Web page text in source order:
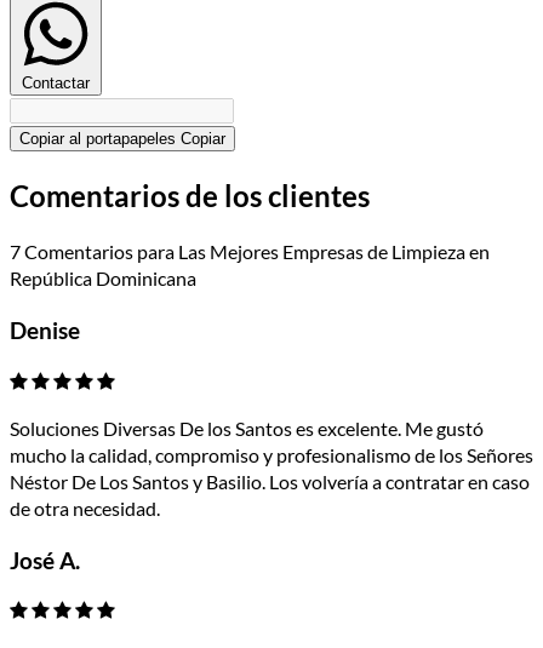
Contactar
Copiar al portapapeles Copiar
Comentarios de los clientes
7 Comentarios para Las Mejores Empresas de Limpieza en
República Dominicana
Denise
Soluciones Diversas De los Santos es excelente. Me gustó
mucho la calidad, compromiso y profesionalismo de los Señores
Néstor De Los Santos y Basilio. Los volvería a contratar en caso
de otra necesidad.
José A.